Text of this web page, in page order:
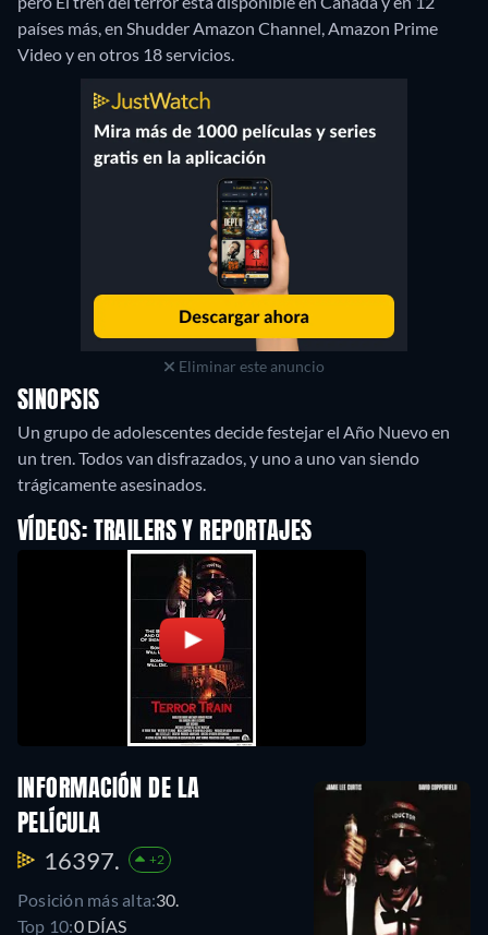
países más, en Shudder Amazon Channel, Amazon Prime
Video y en otros 18 servicios.
Eliminar este anuncio
SINOPSIS
Un grupo de adolescentes decide festejar el Año Nuevo en
un tren. Todos van disfrazados, y uno a uno van siendo
trágicamente asesinados.
VÍDEOS: TRAILERS Y REPORTAJES
INFORMACIÓN DE LA
PELÍCULA
16397. +2
Posición más alta:30.
Top 10:0 DÍAS